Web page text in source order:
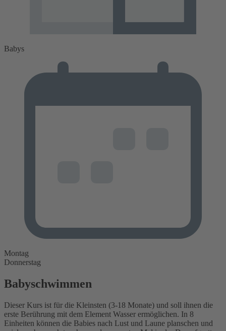
Babys
Montag
Donnerstag
Babyschwimmen
Dieser Kurs ist für die Kleinsten (3-18 Monate) und soll ihnen die
erste Berührung mit dem Element Wasser ermöglichen. In 8
Einheiten können die Babies nach Lust und Laune planschen und